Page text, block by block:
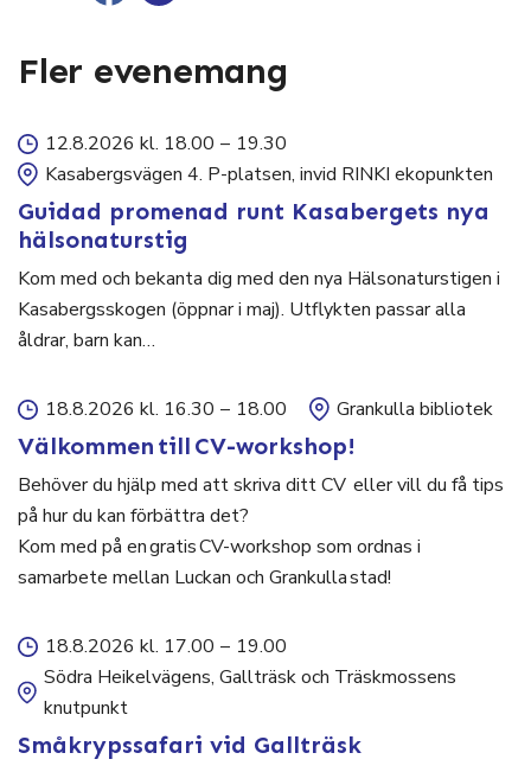
Fler evenemang
12.8.2026 kl. 18.00 – 19.30
Kasabergsvägen 4. P-platsen, invid RINKI ekopunkten
Guidad promenad runt Kasabergets nya
hälsonaturstig
Kom med och bekanta dig med den nya Hälsonaturstigen i
Kasabergsskogen (öppnar i maj). Utflykten passar alla
åldrar, barn kan…
18.8.2026 kl. 16.30 – 18.00 Grankulla bibliotek
Välkommen till CV-workshop!
Behöver du hjälp med att skriva ditt CV eller vill du få tips
på hur du kan förbättra det?
Kom med på en gratis CV-workshop som ordnas i
samarbete mellan Luckan och Grankulla stad!
18.8.2026 kl. 17.00 – 19.00
Södra Heikelvägens, Gallträsk och Träskmossens
knutpunkt
Småkrypssafari vid Gallträsk